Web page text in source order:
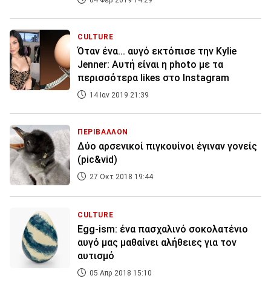
CULTURE
Όταν ένα... αυγό εκτόπισε την Kylie
Jenner: Αυτή είναι η photo με τα
περισσότερα likes στο Instagram
14 Ιαν 2019 21:39
ΠΕΡΙΒΑΛΛΟΝ
Δύο αρσενικοί πιγκουίνοι έγιναν γονείς
(pic&vid)
27 Οκτ 2018 19:44
CULTURE
Egg-ism: ένα πασχαλινό σοκολατένιο
αυγό μας μαθαίνει αλήθειες για τον
αυτισμό
05 Απρ 2018 15:10